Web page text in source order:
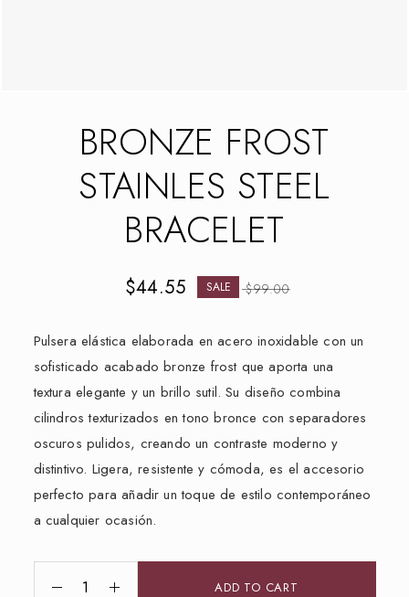
BRONZE FROST
STAINLES STEEL
BRACELET
SALE $99.00
$44.55
Pulsera elástica elaborada en acero inoxidable con un
sofisticado acabado bronze frost que aporta una
textura elegante y un brillo sutil. Su diseño combina
cilindros texturizados en tono bronce con separadores
oscuros pulidos, creando un contraste moderno y
distintivo. Ligera, resistente y cómoda, es el accesorio
perfecto para añadir un toque de estilo contemporáneo
a cualquier ocasión.
ADD TO CART